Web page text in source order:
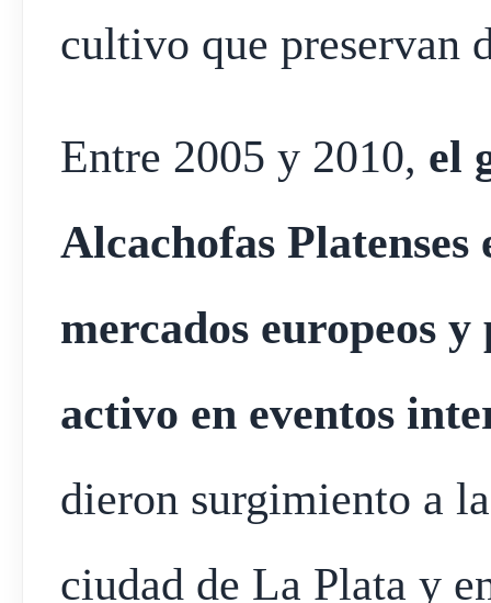
cultivo que preservan
Entre 2005 y 2010, el
Alcachofas
mercados europeos
activo en eventos
dieron surgimiento a
ciudad de La Plata y